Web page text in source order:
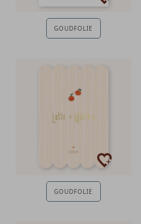
GOUDFOLIE
GOUDFOLIE